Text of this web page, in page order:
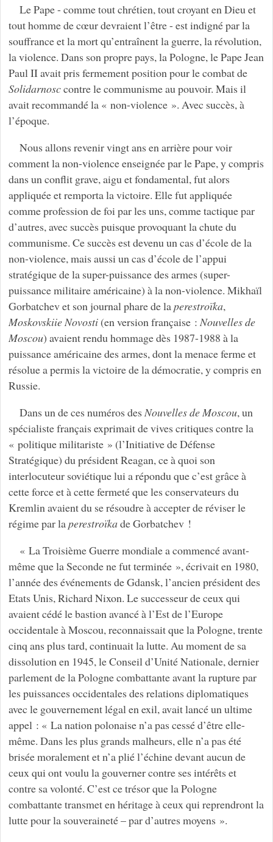
Le Pape - comme tout chrétien, tout croyant en Dieu et
tout homme de cœur devraient l’être - est indigné par la
souffrance et la mort qu’entraînent la guerre, la révolution,
la violence. Dans son propre pays, la Pologne, le Pape Jean
Paul II avait pris fermement position pour le combat de
Solidarnosccontre le communisme au pouvoir. Mais il
avait recommandé la « non-violence ». Avec succès, à
l’époque.
Nous allons revenir vingt ans en arrière pour voir
comment la non-violence enseignée par le Pape, y compris
dans un conflit grave, aigu et fondamental, fut alors
appliquée et remporta la victoire. Elle fut appliquée
comme profession de foi par les uns, comme tactique par
d’autres, avec succès puisque provoquant la chute du
communisme. Ce succès est devenu un cas d’école de la
non-violence, mais aussi un cas d’école de l’appui
stratégique de la super-puissance des armes (super-
puissance militaire américaine) à la non-violence. Mikhaïl
Gorbatchev et son journal phare de laperestroïka,
Moskovskiie Novosti(en version française : Nouvelles de
Moscou) avaient rendu hommage dès 1987-1988 à la
puissance américaine des armes, dont la menace ferme et
résolue a permis la victoire de la démocratie, y compris en
Russie.
Dans un de ces numéros des Nouvelles de Moscou, un
spécialiste français exprimait de vives critiques contre la
« politique militariste » (l’Initiative de Défense
Stratégique) du président Reagan, ce à quoi son
interlocuteur soviétique lui a répondu que c’est grâce à
cette force et à cette fermeté que les conservateurs du
Kremlin avaient du se résoudre à accepter de réviser le
régime par laperestroïkade Gorbatchev !
« La Troisième Guerre mondiale a commencé avant-
même que la Seconde ne fut terminée », écrivait en 1980,
l’année des événements de Gdansk, l’ancien président des
Etats Unis, Richard Nixon. Le successeur de ceux qui
avaient cédé le bastion avancé à l’Est de l’Europe
occidentale à Moscou, reconnaissait que la Pologne, trente
cinq ans plus tard, continuait la lutte. Au moment de sa
dissolution en 1945, le Conseil d’Unité Nationale, dernier
parlement de la Pologne combattante avant la rupture par
les puissances occidentales des relations diplomatiques
avec le gouvernement légal en exil, avait lancé un ultime
appel : « La nation polonaise n’a pas cessé d’être elle-
même. Dans les plus grands malheurs, elle n’a pas été
brisée moralement et n’a plié l’échine devant aucun de
ceux qui ont voulu la gouverner contre ses intérêts et
contre sa volonté. C’est ce trésor que la Pologne
combattante transmet en héritage à ceux qui reprendront la
lutte pour la souveraineté – par d’autres moyens ».